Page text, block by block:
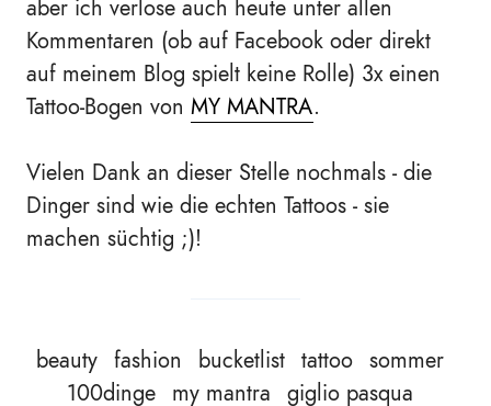
aber ich verlose auch heute unter allen
Kommentaren (ob auf Facebook oder direkt
auf meinem Blog spielt keine Rolle) 3x einen
Tattoo-Bogen von MY MANTRA.
Vielen Dank an dieser Stelle nochmals - die
Dinger sind wie die echten Tattoos - sie
machen süchtig ;)!
beauty fashion bucketlist tattoo sommer
100dinge my mantra giglio pasqua